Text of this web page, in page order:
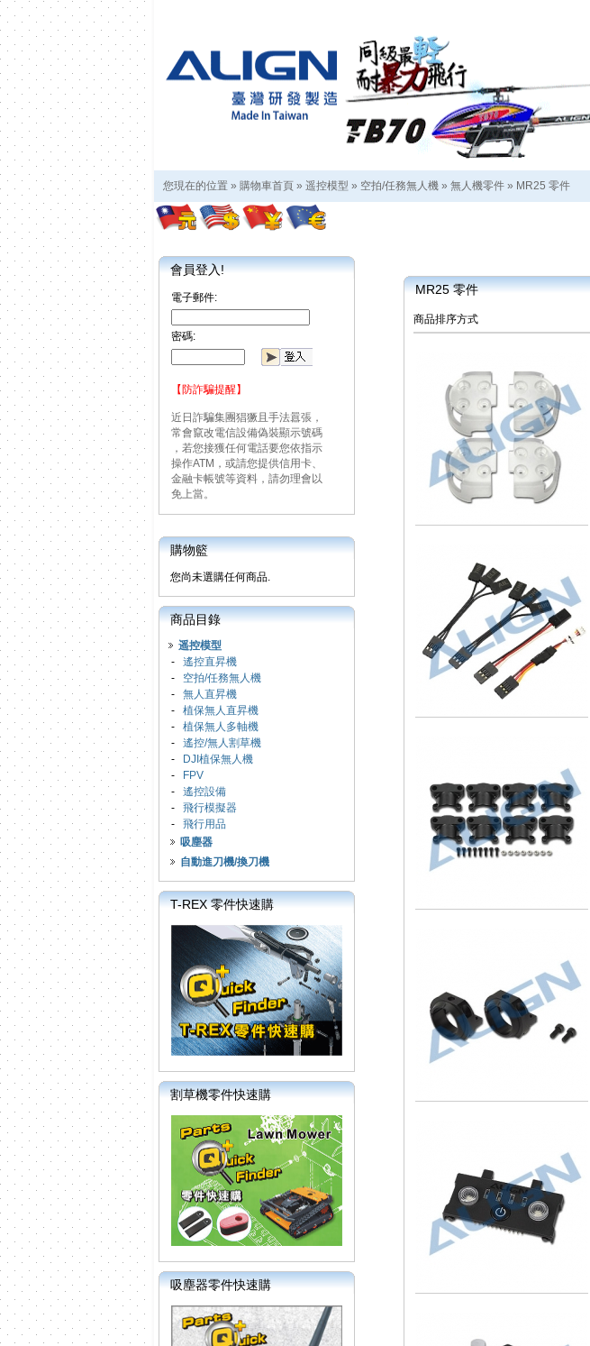
您現在的位置 » 購物車首頁 » 遥控模型 » 空拍/任務無人機 » 無人機零件 » MR25 零件
會員登入!
電子郵件:
密碼:
【防詐騙提醒】
近日詐騙集團猖獗且手法囂張，
常會竄改電信設備偽裝顯示號碼
，若您接獲任何電話要您依指示
操作ATM，或請您提供信用卡、
金融卡帳號等資料，請勿理會以
免上當。
購物籃
您尚未選購任何商品.
商品目錄
遥控模型
- 遙控直昇機
- 空拍/任務無人機
- 無人直昇機
- 植保無人直昇機
- 植保無人多軸機
- 遙控/無人割草機
-
DJI植保無人機
-
FPV
- 遙控設備
- 飛行模擬器
- 飛行用品
吸塵器
自動進刀機/換刀機
T-REX 零件快速購
割草機零件快速購
吸塵器零件快速購
MR25 零件
商品排序方式